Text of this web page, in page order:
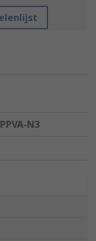
N3